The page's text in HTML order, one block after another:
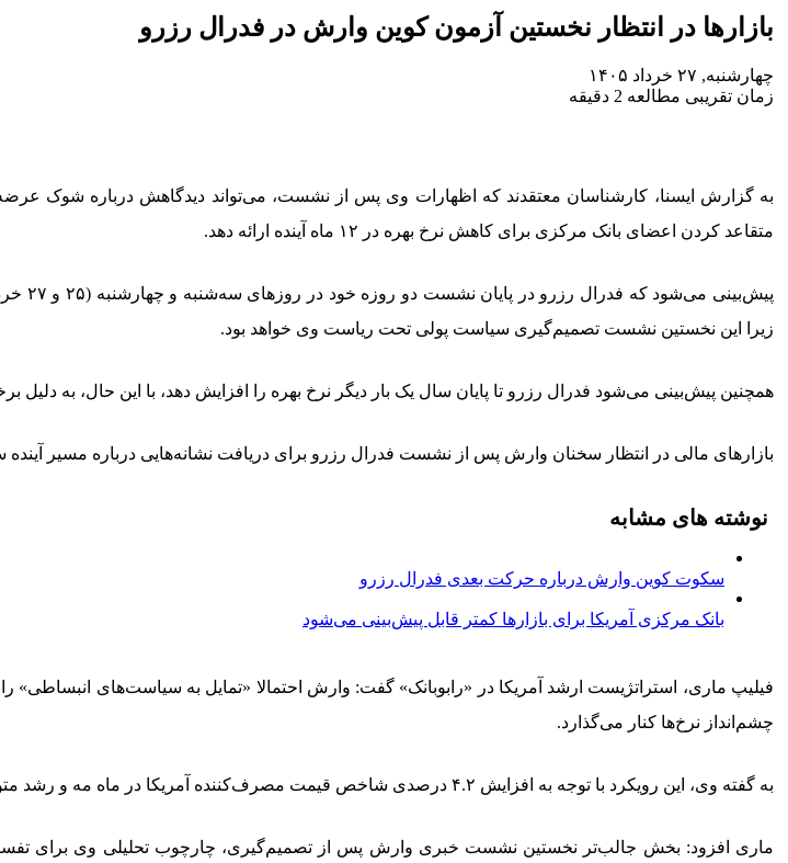
بازارها در انتظار نخستین آزمون کوین وارش در فدرال رزرو
چهارشنبه, ۲۷ خرداد ۱۴۰۵
زمان تقریبی مطالعه 2 دقیقه
به گزارش ایسنا، کارشناسان معتقدند که اظهارات وی پس از نشست، می‌تواند دیدگاهش درباره شوک
متقاعد کردن اعضای بانک مرکزی برای کاهش نرخ بهره در ۱۲ ماه آینده ارائه دهد.
زیرا این نخستین نشست تصمیم‌گیری سیاست پولی تحت ریاست وی خواهد بود.
همچنین پیش‌بینی می‌شود فدرال رزرو تا پایان سال یک بار دیگر نرخ بهره را افزایش دهد، با این حال، به دلیل
بازارهای مالی در انتظار سخنان وارش پس از نشست فدرال رزرو برای دریافت نشانه‌هایی درباره مسیر آینده
نوشته های مشابه
سکوت کوین وارش درباره حرکت بعدی فدرال رزرو
بانک مرکزی آمریکا برای بازارها کمتر قابل پیش‌بینی می‌شود
چشم‌انداز نرخ‌ها کنار می‌گذارد.
به گفته وی، این رویکرد با توجه به افزایش ۴.۲ درصدی شاخص قیمت مصرف‌کننده آمریکا در ماه مه و رشد متوسط ۱۸۸ هزار نفری اشتغال غیرکشاورزی طی سه ماه گذشته منطقی به نظر می‌رسد.
ماری افزود: بخش جالب‌تر نخستین نشست خبری وارش پس از تصمیم‌گیری، چارچوب تحلیلی وی برای